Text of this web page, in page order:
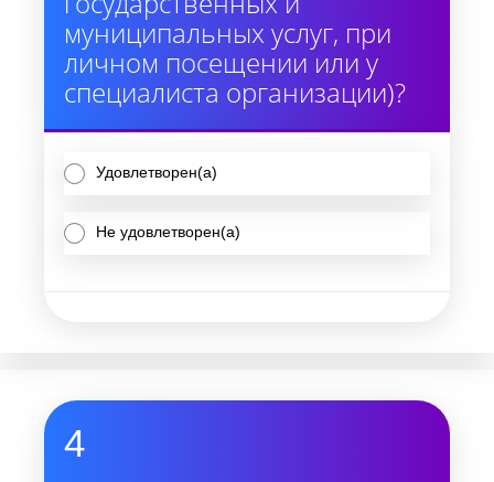
муниципальных услуг, при
личном посещении или у
специалиста организации)?
Удовлетворен(а)
Не удовлетворен(а)
4